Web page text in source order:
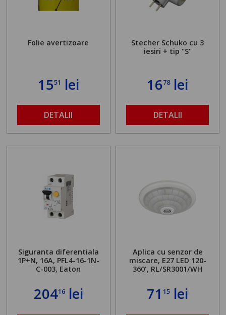
Folie avertizoare
1551 lei
DETALII
Stecher Schuko cu 3
iesiri + tip "S"
1678lei
DETALII
Siguranta diferentiala
1P+N, 16A, PFL4-16-1N-
C-003, Eaton
20416lei
Aplica cu senzor de
miscare, E27 LED 120-
360', RL/SR3001/WH
7115 lei